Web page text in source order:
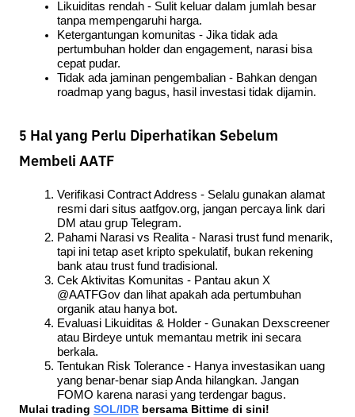
Likuiditas rendah - Sulit keluar dalam jumlah besar
tanpa mempengaruhi harga.
Ketergantungan komunitas - Jika tidak ada
pertumbuhan holder dan engagement, narasi bisa
cepat pudar.
Tidak ada jaminan pengembalian - Bahkan dengan
roadmap yang bagus, hasil investasi tidak dijamin.
5 Hal yang Perlu Diperhatikan Sebelum
Membeli AATF
Verifikasi Contract Address - Selalu gunakan alamat
resmi dari situs aatfgov.org, jangan percaya link dari
DM atau grup Telegram.
Pahami Narasi vs Realita - Narasi trust fund menarik,
tapi ini tetap aset kripto spekulatif, bukan rekening
bank atau trust fund tradisional.
Cek Aktivitas Komunitas - Pantau akun X
@AATFGov dan lihat apakah ada pertumbuhan
organik atau hanya bot.
Evaluasi Likuiditas & Holder - Gunakan Dexscreener
atau Birdeye untuk memantau metrik ini secara
berkala.
Tentukan Risk Tolerance - Hanya investasikan uang
yang benar-benar siap Anda hilangkan. Jangan
FOMO karena narasi yang terdengar bagus.
Mulai trading SOL/IDR bersama Bittime di sini!